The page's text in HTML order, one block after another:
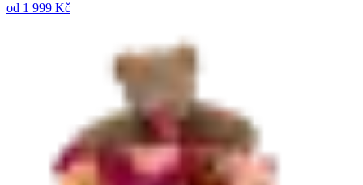
od 1 999 Kč